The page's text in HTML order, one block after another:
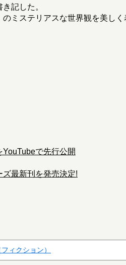
記した。
ミステリアスな世界観を美しく
で先行公開
最新刊を発売決定!
ィクション）